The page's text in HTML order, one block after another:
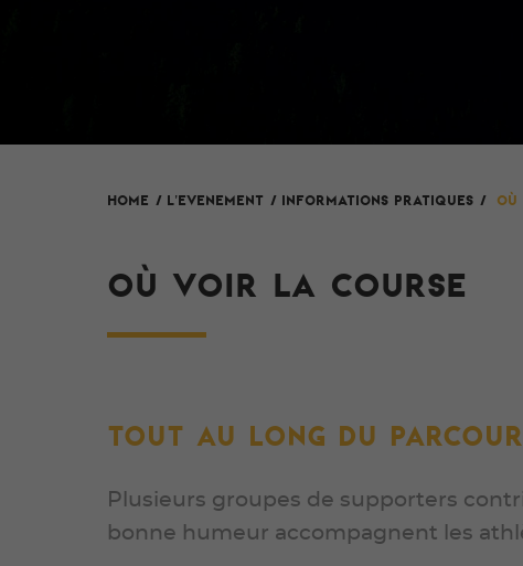
HOME / L'evenement / Informations pratiques /
OÙ VOIR LA COURSE
Tout au long du
Plusieurs groupes de supporters
bonne humeur accompagnent les